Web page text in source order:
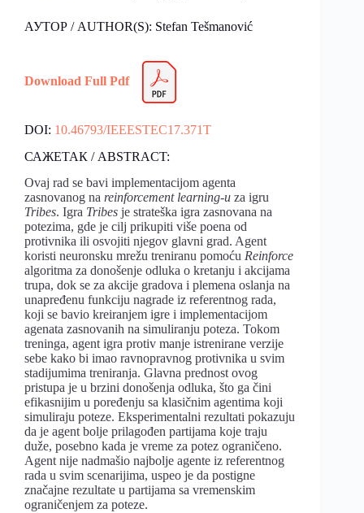
АУТОР / AUTHOR(S): Stefan Tešmanović
Download Full Pdf
DOI: 10.46793/IEEESTEC17.371T
САЖЕТАК / ABSTRACT:
Ovaj rad se bavi implementacijom agenta
zasnovanog na reinforcement learning-u za igru
Tribes. Igra Tribes je strateška igra zasnovana na
potezima, gde je cilj prikupiti više poena od
protivnika ili osvojiti njegov glavni grad. Agent
koristi neuronsku mrežu treniranu pomoću Reinforce
algoritma za donošenje odluka o kretanju i akcijama
trupa, dok se za akcije gradova i plemena oslanja na
unapređenu funkciju nagrade iz referentnog rada,
koji se bavio kreiranjem igre i implementacijom
agenata zasnovanih na simuliranju poteza. Tokom
treninga, agent igra protiv manje istrenirane verzije
sebe kako bi imao ravnopravnog protivnika u svim
stadijumima treniranja. Glavna prednost ovog
pristupa je u brzini donošenja odluka, što ga čini
efikasnijim u poređenju sa klasičnim agentima koji
simuliraju poteze. Eksperimentalni rezultati pokazuju
da je agent bolje prilagođen partijama koje traju
duže, posebno kada je vreme za potez ograničeno.
Agent nije nadmašio najbolje agente iz referentnog
rada u svim scenarijima, uspeo je da postigne
značajne rezultate u partijama sa vremenskim
ograničenjem za poteze.